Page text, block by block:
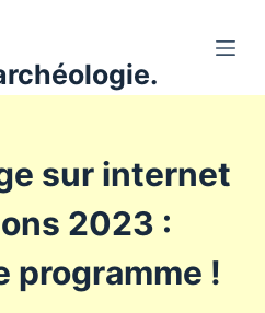
sur internet
2023 :
programme !